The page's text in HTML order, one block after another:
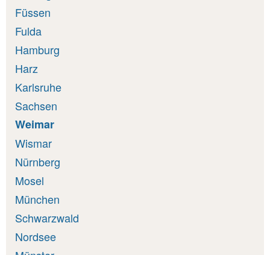
Füssen
Fulda
Hamburg
Harz
Karlsruhe
Sachsen
Weimar
Wismar
Nürnberg
Mosel
München
Schwarzwald
Nordsee